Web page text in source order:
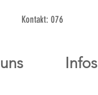
Kontakt: 076
Infos